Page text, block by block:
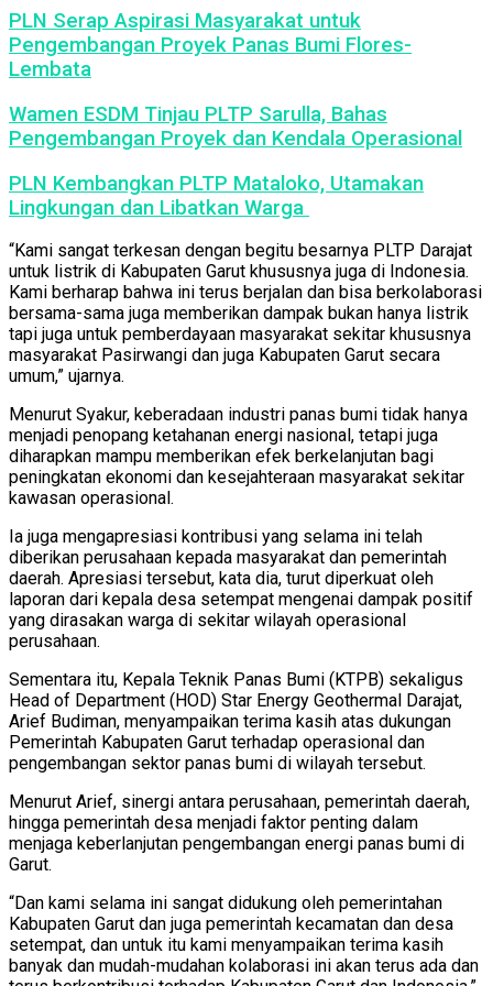
PLN Serap Aspirasi Masyarakat untuk
Pengembangan Proyek Panas Bumi Flores-
Lembata
Wamen ESDM Tinjau PLTP Sarulla, Bahas
Pengembangan Proyek dan Kendala Operasional
PLN Kembangkan PLTP Mataloko, Utamakan
Lingkungan dan Libatkan Warga
“Kami sangat terkesan dengan begitu besarnya PLTP Darajat
untuk listrik di Kabupaten Garut khususnya juga di Indonesia.
Kami berharap bahwa ini terus berjalan dan bisa berkolaborasi
bersama-sama juga memberikan dampak bukan hanya listrik
tapi juga untuk pemberdayaan masyarakat sekitar khususnya
masyarakat Pasirwangi dan juga Kabupaten Garut secara
umum,” ujarnya.
Menurut Syakur, keberadaan industri panas bumi tidak hanya
menjadi penopang ketahanan energi nasional, tetapi juga
diharapkan mampu memberikan efek berkelanjutan bagi
peningkatan ekonomi dan kesejahteraan masyarakat sekitar
kawasan operasional.
Ia juga mengapresiasi kontribusi yang selama ini telah
diberikan perusahaan kepada masyarakat dan pemerintah
daerah. Apresiasi tersebut, kata dia, turut diperkuat oleh
laporan dari kepala desa setempat mengenai dampak positif
yang dirasakan warga di sekitar wilayah operasional
perusahaan.
Sementara itu, Kepala Teknik Panas Bumi (KTPB) sekaligus
Head of Department (HOD) Star Energy Geothermal Darajat,
Arief Budiman, menyampaikan terima kasih atas dukungan
Pemerintah Kabupaten Garut terhadap operasional dan
pengembangan sektor panas bumi di wilayah tersebut.
Menurut Arief, sinergi antara perusahaan, pemerintah daerah,
hingga pemerintah desa menjadi faktor penting dalam
menjaga keberlanjutan pengembangan energi panas bumi di
Garut.
“Dan kami selama ini sangat didukung oleh pemerintahan
Kabupaten Garut dan juga pemerintah kecamatan dan desa
setempat, dan untuk itu kami menyampaikan terima kasih
banyak dan mudah-mudahan kolaborasi ini akan terus ada dan